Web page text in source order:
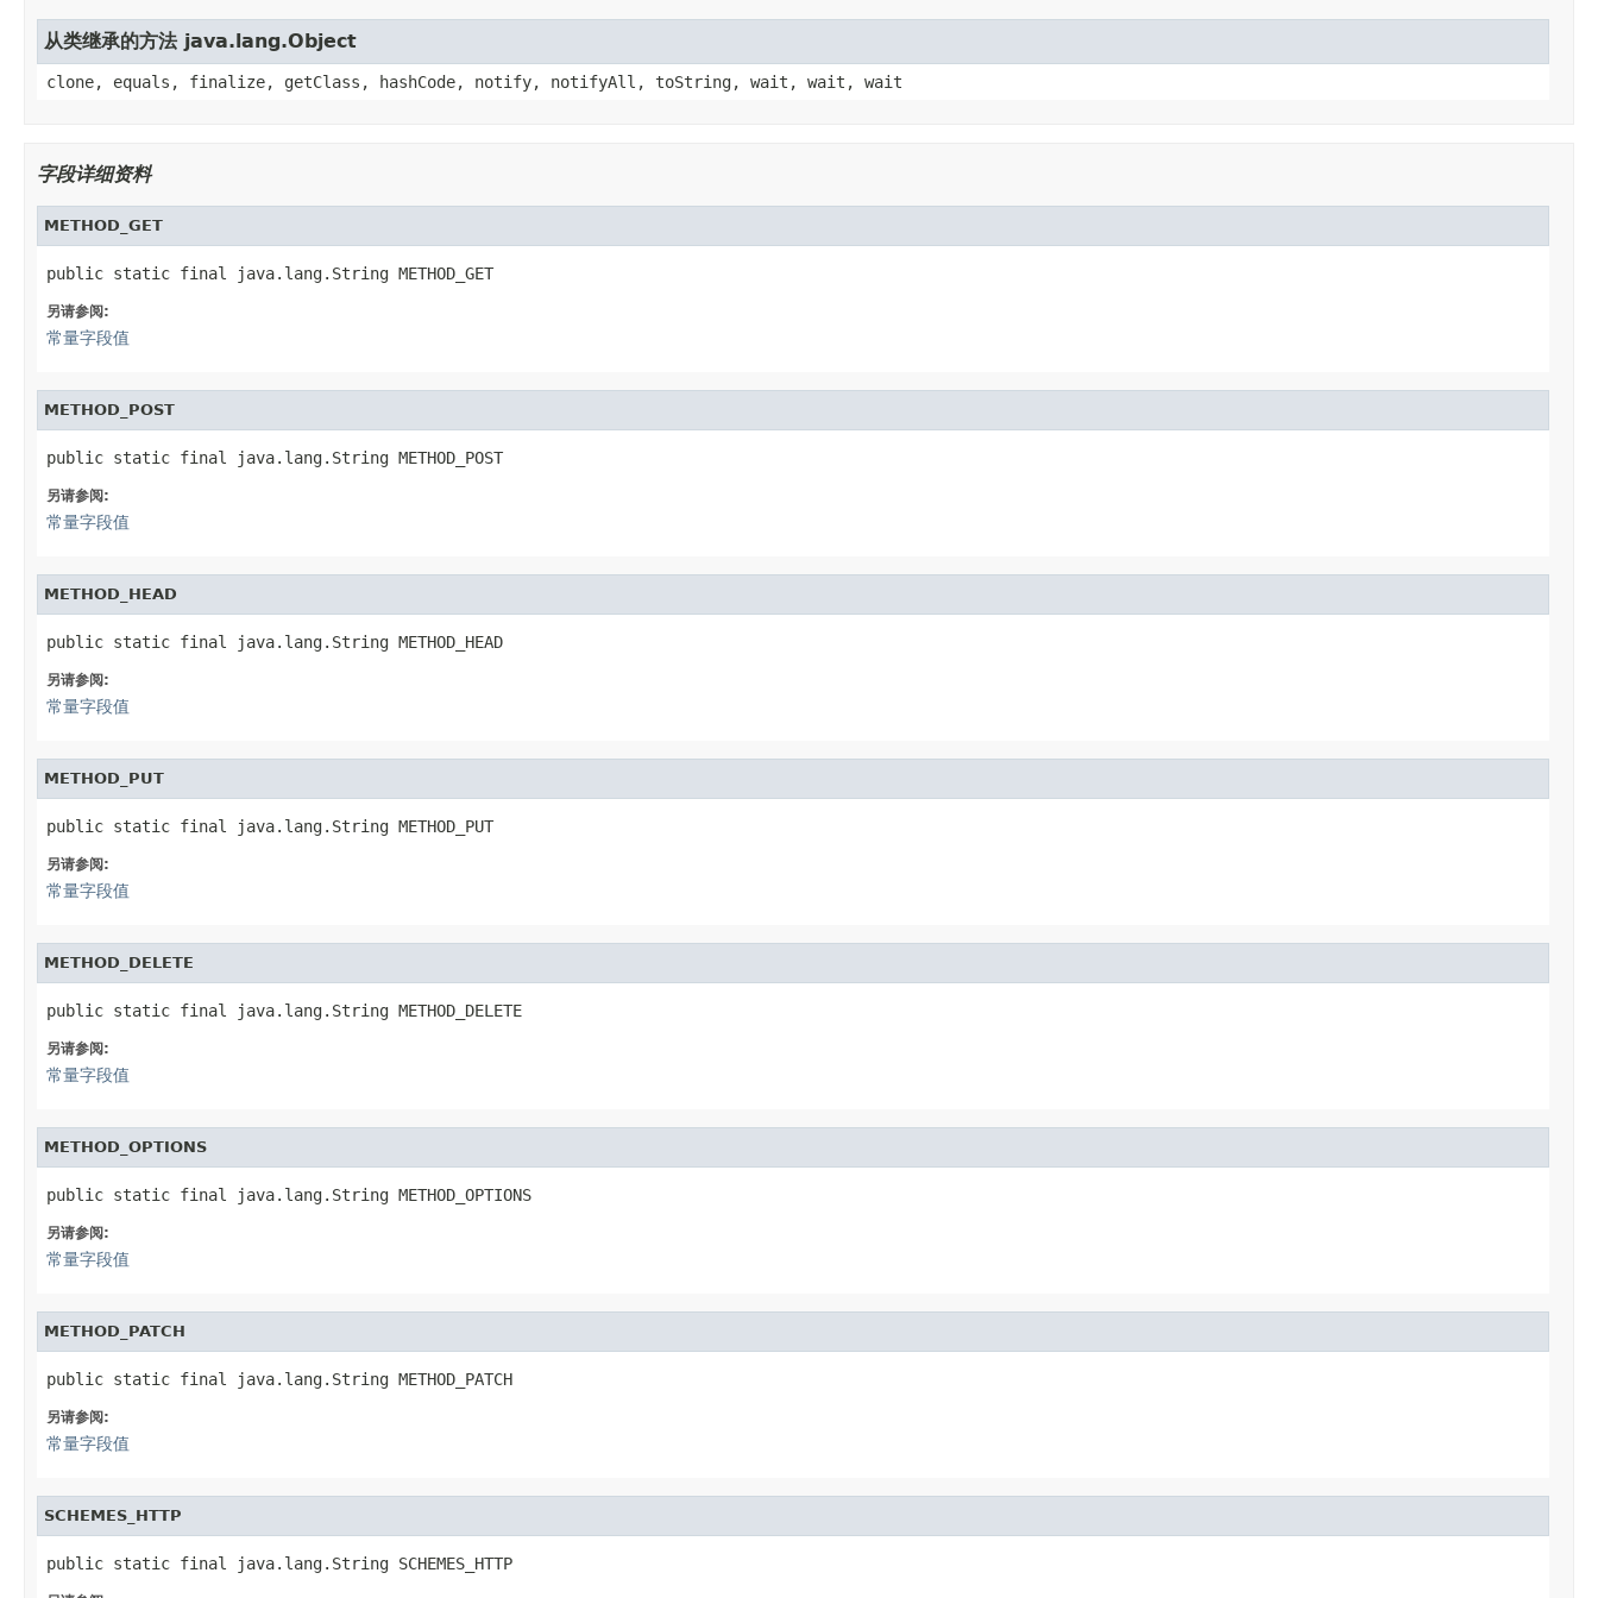
从类继承的方法 java.lang.Object
clone, equals, finalize, getClass, hashCode, notify, notifyAll, toString, wait, wait, wait
字段详细资料
METHOD_GET
public static final java.lang.String METHOD_GET
另请参阅:
常量字段值
METHOD_POST
public static final java.lang.String METHOD_POST
另请参阅:
常量字段值
METHOD_HEAD
public static final java.lang.String METHOD_HEAD
另请参阅:
常量字段值
METHOD_PUT
public static final java.lang.String METHOD_PUT
另请参阅:
常量字段值
METHOD_DELETE
public static final java.lang.String METHOD_DELETE
另请参阅:
常量字段值
METHOD_OPTIONS
public static final java.lang.String METHOD_OPTIONS
另请参阅:
常量字段值
METHOD_PATCH
public static final java.lang.String METHOD_PATCH
另请参阅:
常量字段值
SCHEMES_HTTP
public static final java.lang.String SCHEMES_HTTP